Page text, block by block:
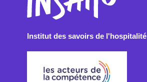
Institut des savoirs de l'hospitalité